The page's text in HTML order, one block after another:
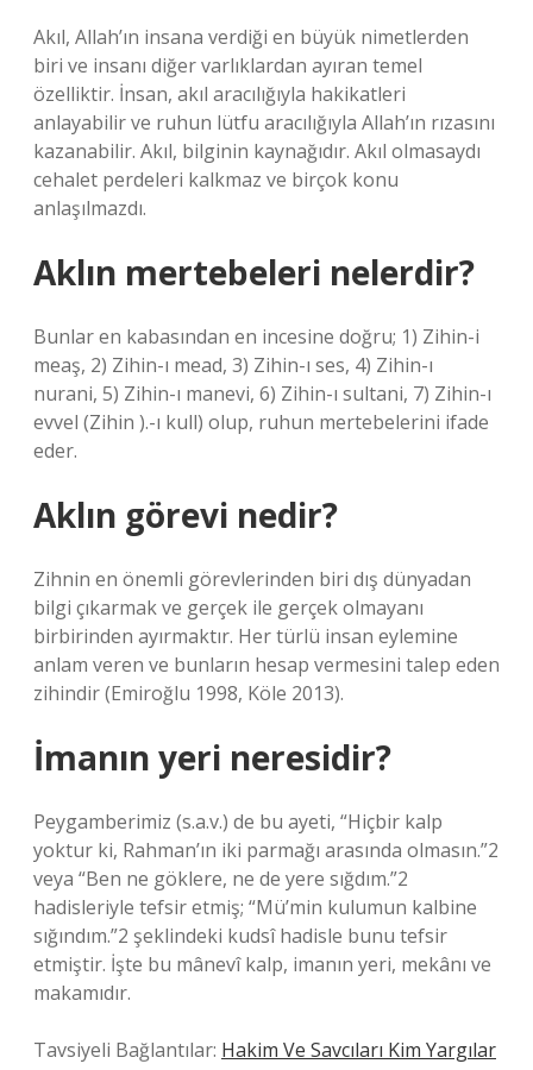
Akıl, Allah’ın insana verdiği en büyük nimetlerden
biri ve insanı diğer varlıklardan ayıran temel
özelliktir. İnsan, akıl aracılığıyla hakikatleri
anlayabilir ve ruhun lütfu aracılığıyla Allah’ın rızasını
kazanabilir. Akıl, bilginin kaynağıdır. Akıl olmasaydı
cehalet perdeleri kalkmaz ve birçok konu
anlaşılmazdı.
Aklın mertebeleri nelerdir?
Bunlar en kabasından en incesine doğru; 1) Zihin-i
meaş, 2) Zihin-ı mead, 3) Zihin-ı ses, 4) Zihin-ı
nurani, 5) Zihin-ı manevi, 6) Zihin-ı sultani, 7) Zihin-ı
evvel (Zihin ).-ı kull) olup, ruhun mertebelerini ifade
eder.
Aklın görevi nedir?
Zihnin en önemli görevlerinden biri dış dünyadan
bilgi çıkarmak ve gerçek ile gerçek olmayanı
birbirinden ayırmaktır. Her türlü insan eylemine
anlam veren ve bunların hesap vermesini talep eden
zihindir (Emiroğlu 1998, Köle 2013).
İmanın yeri neresidir?
Peygamberimiz (s.a.v.) de bu ayeti, “Hiçbir kalp
yoktur ki, Rahman’ın iki parmağı arasında olmasın.”2
veya “Ben ne göklere, ne de yere sığdım.”2
hadisleriyle tefsir etmiş; “Mü’min kulumun kalbine
sığındım.”2 şeklindeki kudsî hadisle bunu tefsir
etmiştir. İşte bu mânevî kalp, imanın yeri, mekânı ve
makamıdır.
Tavsiyeli Bağlantılar: Hakim Ve Savcıları Kim Yargılar